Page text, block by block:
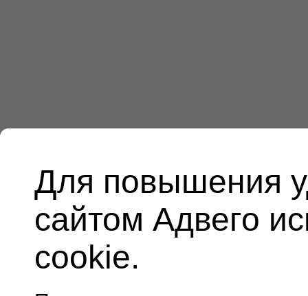
Для повышения
сайтом Адвего
cookie.